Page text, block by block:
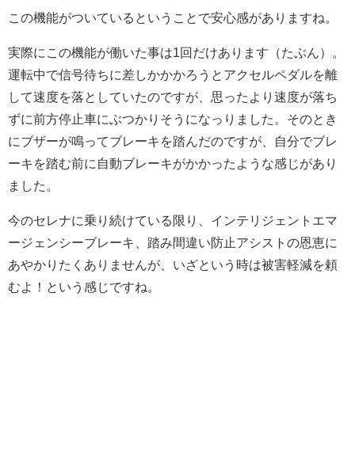
この機能がついているということで安心感がありますね。
実際にこの機能が働いた事は1回だけあります（たぶん）。
運転中で信号待ちに差しかかかろうとアクセルペダルを離
して速度を落としていたのですが、思ったより速度が落ち
ずに前方停止車にぶつかりそうになっりました。そのとき
にブザーが鳴ってブレーキを踏んだのですが、自分でブレ
ーキを踏む前に自動ブレーキがかかったような感じがあり
ました。
今のセレナに乗り続けている限り、インテリジェントエマ
ージェンシーブレーキ、踏み間違い防止アシストの恩恵に
あやかりたくありませんが、いざという時は被害軽減を頼
むよ！という感じですね。